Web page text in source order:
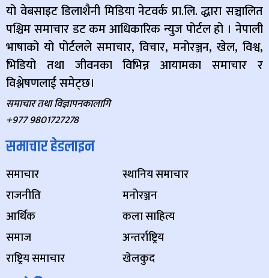
यो वेबसाइट डिलाशैनी मिडिया नेटवर्क प्रा.लि. द्धारा सञ्चालित
पश्चिम समाचार डट कम आधिकारिक न्युज पोर्टल हो । नेपाली
भाषाको यो पोर्टलले समाचार, विचार, मनोरञ्जन, खेल, विश्व,
भिडियो तथा जीवनका विभिन्न आयामका समाचार र
विश्लेषणलाई समेट्छ।
समाचार तथा विज्ञापनकालागि
+977 9801727278
समाचार हेडलाइन
समाचार
राजनीति
आर्थिक
समाज
राष्ट्रिय समाचार
स्थानिय समाचार
मनोरञ्जन
कला साहित्य
अन्तर्राष्ट्रिय
खेलकुद